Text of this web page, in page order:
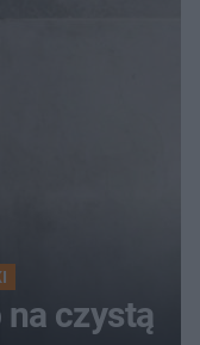
czystą